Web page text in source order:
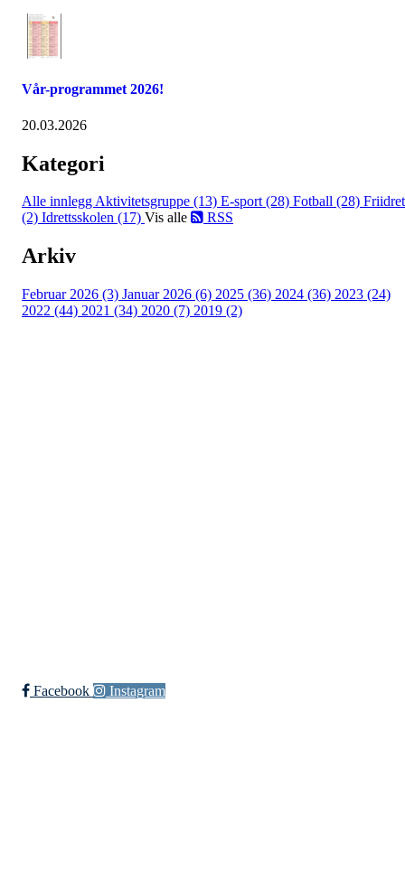
Vår-programmet 2026!
20.03.2026
Kategori
Alle innleggAktivitetsgruppe (13) E-sport (28) Fotball (28)
(2) Idrettsskolen (17) Vis alle RSS
Arkiv
Februar 2026 (3) Januar 2026 (6) 2025 (36) 2024 (36) 2023 (24)
2022 (44) 2021 (34) 2020 (7) 2019 (2)
Facebook Instagram